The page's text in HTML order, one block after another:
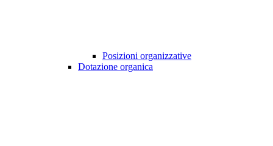
Posizioni organizzative
Dotazione organica